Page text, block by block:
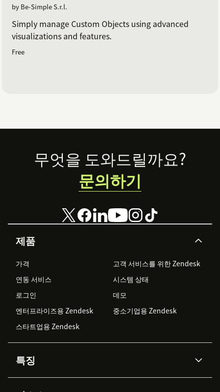
by Be-Simple S.r.l.
Simply manage Custom Objects using advanced
visualizations and features.
Free
Footer
제품
가격
고객 서비스를 위한 Zendesk
연동 서비스
시스템 상태
로그인
데모
엔터프라이즈용 Zendesk
중소기업용 Zendesk
스타트업용 Zendesk
특징
무엇을 도와드릴까요?
문의하기